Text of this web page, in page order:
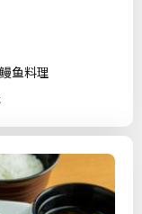
鱼料理